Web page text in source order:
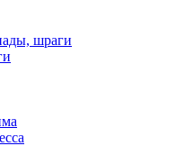
шраги